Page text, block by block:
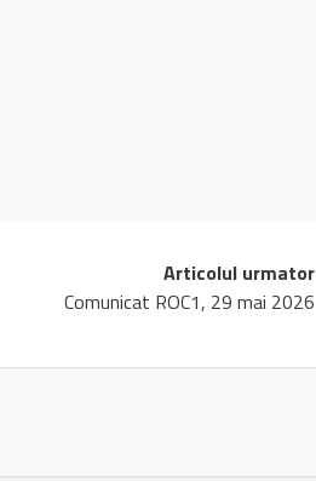
Articolul urmator
Comunicat ROC1, 29 mai 2026